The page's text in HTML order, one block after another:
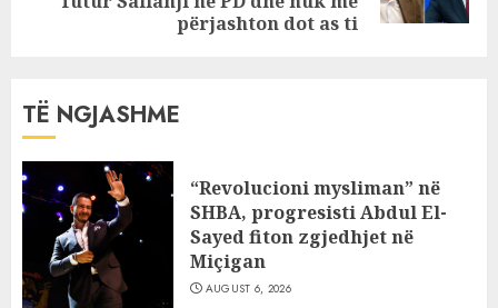
përjashton dot as ti
TË NGJASHME
“Revolucioni mysliman” në
SHBA, progresisti Abdul El-
Sayed fiton zgjedhjet në
Miçigan
AUGUST 6, 2026